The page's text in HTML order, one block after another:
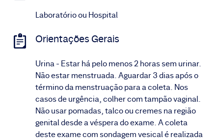
Laboratório ou Hospital
Orientações Gerais
Urina - Estar há pelo menos 2 horas sem urinar.
Não estar menstruada. Aguardar 3 dias após o
término da menstruação para a coleta. Nos
casos de urgência, colher com tampão vaginal.
Não usar pomadas, talco ou cremes na região
genital desde a véspera do exame. A coleta
deste exame com sondagem vesical é realizada